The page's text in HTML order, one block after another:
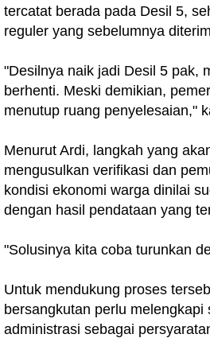
tercatat berada pada Desil 5,
reguler yang sebelumnya
"Desilnya naik jadi Desil 5 pak,
berhenti. Meski demikian,
menutup ruang penyelesaian,"
Menurut Ardi, langkah yang
mengusulkan verifikasi dan
kondisi ekonomi warga dinilai
dengan hasil pendataan yang
"Solusinya kita coba turunkan
Untuk mendukung proses
bersangkutan perlu melengkapi
administrasi sebagai